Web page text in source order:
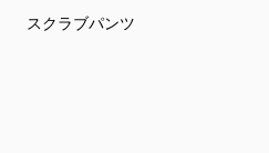
スクラブパンツ